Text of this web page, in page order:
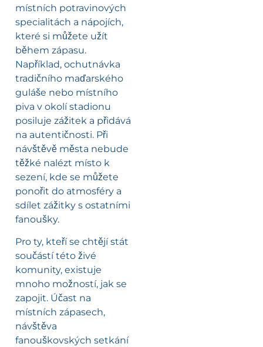
místních potravinových
specialitách a nápojích,
které si můžete užít
během zápasu.
Například, ochutnávka
tradičního maďarského
guláše nebo místního
piva v okolí stadionu
posiluje zážitek a přidává
na autentičnosti. Při
návštěvě města nebude
těžké nalézt místo k
sezení, kde se můžete
ponořit do atmosféry a
sdílet zážitky s ostatními
fanoušky.
Pro ty, kteří se chtějí stát
součástí této živé
komunity, existuje
mnoho možností, jak se
zapojit. Účast na
místních zápasech,
návštěva
fanouškovských setkání